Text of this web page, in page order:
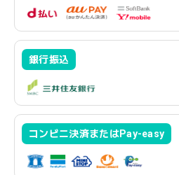
銀行振込
コンビニ決済またはPay-easy